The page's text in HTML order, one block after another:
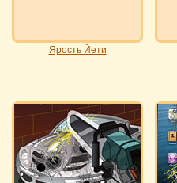
Ярость Йети